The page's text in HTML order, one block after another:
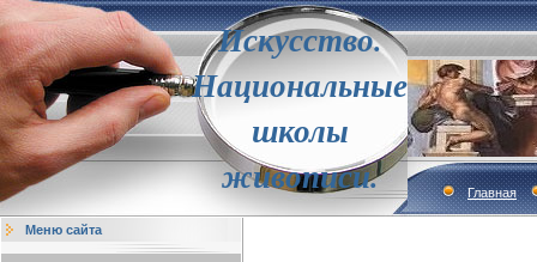
Искусство.
Национальные
школы
живописи.
Главная
Меню сайта